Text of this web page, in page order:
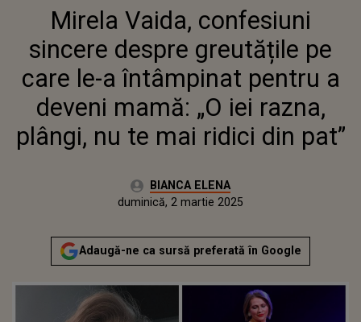
SINCERE DESPRE GREUTĂȚILE
PE CARE LE-A ÎNTÂMPINAT
PENTRU A DEVENI MAMĂ: „O
IEI RAZNA, PLÂNGI, NU TE MAI
RIDICI DIN PAT”
Mirela Vaida, confesiuni
sincere despre greutățile pe
care le-a întâmpinat pentru a
deveni mamă: „O iei razna,
plângi, nu te mai ridici din pat”
Autor:BIANCA ELENA
sâmbătă, 2 martie 2024Actualizat:
duminică, 2 martie 2025
Adaugă-ne ca sursă preferată în Google